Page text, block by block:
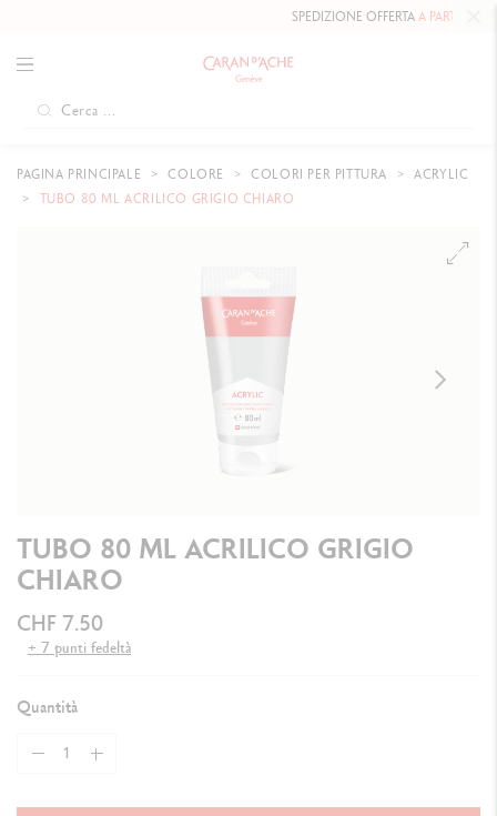
SPEDIZIONE OFFERTAA PARTIRE DA 80
PAGINA PRINCIPALE COLORE COLORI PER PITTURA
ACRYLIC
TUBO 80 ML ACRILICO GRIGIO CHIARO
TUBO 80 ML ACRILICO GRIGIO
CHIARO
CHF 7.50
+ 7 punti fedeltà
Quantità